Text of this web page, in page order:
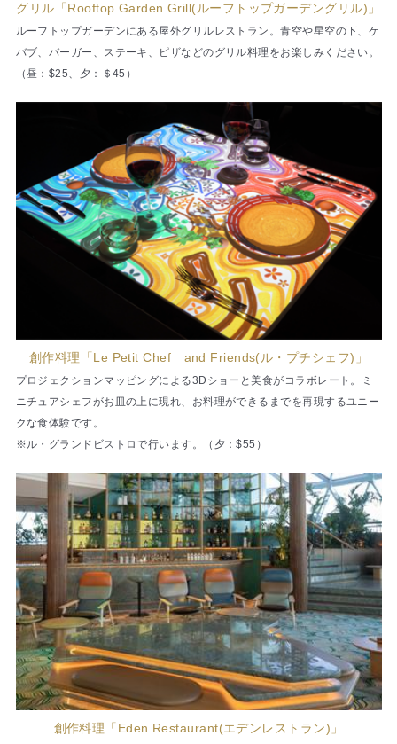
グリル「Rooftop Garden Grill(ルーフトップガーデングリル)」
ルーフトップガーデンにある屋外グリルレストラン。青空や星空の下、ケ
バブ、バーガー、ステーキ、ピザなどのグリル料理をお楽しみください。
（昼：$25、夕：＄45）
創作料理「Le Petit Chef and Friends(ル・プチシェフ)」
プロジェクションマッピングによる3Dショーと美食がコラボレート。ミ
ニチュアシェフがお皿の上に現れ、お料理ができるまでを再現するユニー
クな食体験です。
※ル・グランドビストロで行います。（夕：$55）
創作料理「Eden Restaurant(エデンレストラン)」